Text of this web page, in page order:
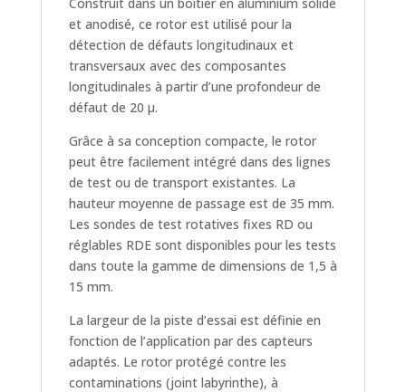
et anodisé, ce rotor est utilisé pour la
détection de défauts longitudinaux et
transversaux avec des composantes
longitudinales à partir d’une profondeur de
défaut de 20 µ.
Grâce à sa conception compacte, le rotor
peut être facilement intégré dans des lignes
de test ou de transport existantes. La
hauteur moyenne de passage est de 35 mm.
Les sondes de test rotatives fixes RD ou
réglables RDE sont disponibles pour les tests
dans toute la gamme de dimensions de 1,5 à
15 mm.
La largeur de la piste d’essai est définie en
fonction de l’application par des capteurs
adaptés. Le rotor protégé contre les
contaminations (joint labyrinthe), à